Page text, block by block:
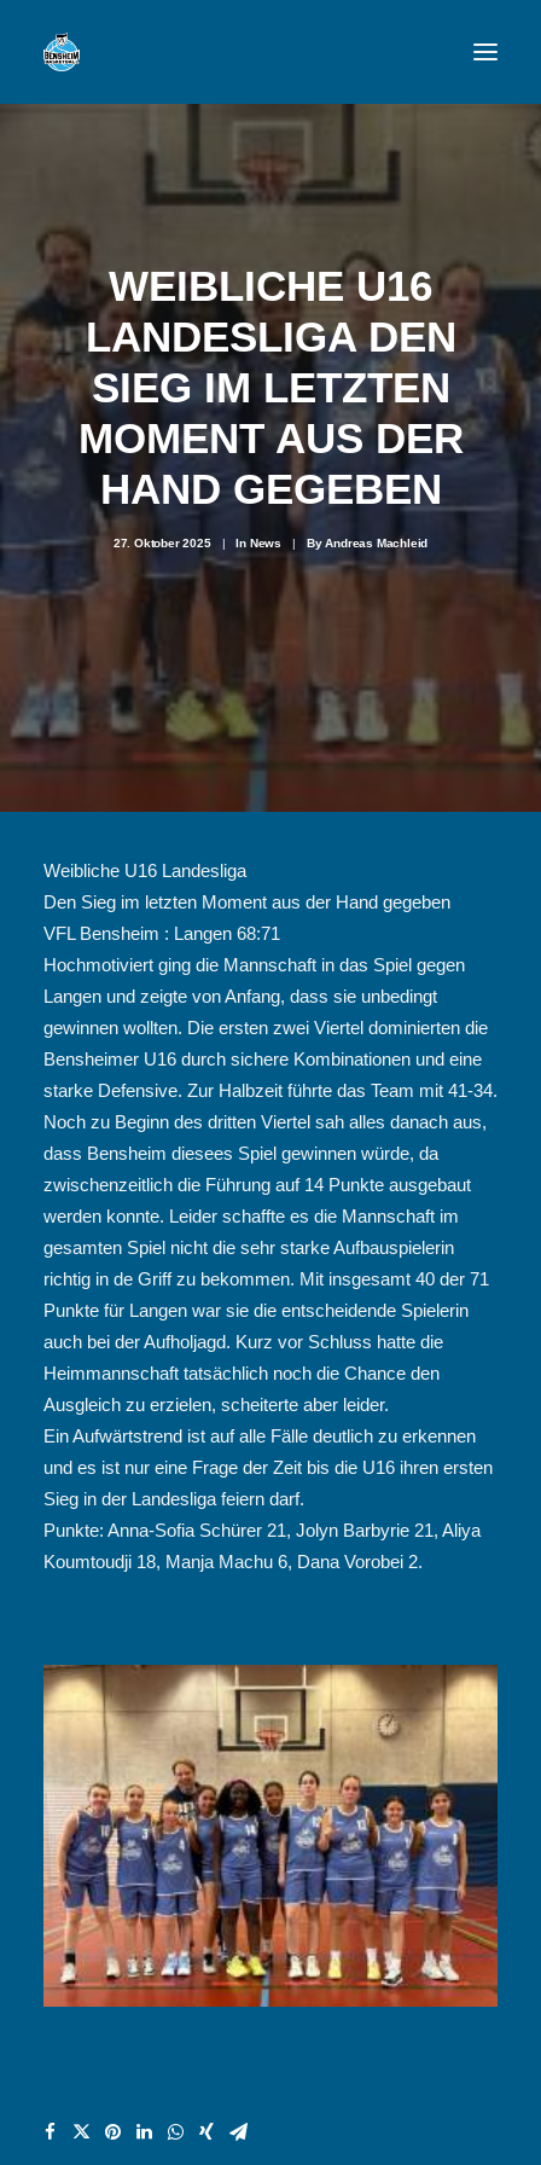
NEWSFEED
FAN-SHOP
VFL BENSHEIM
WEIBLICHE U16
LANDESLIGA DEN
SIEG IM LETZTEN
MOMENT AUS DER
HAND GEGEBEN
27. Oktober 2025 | In News | ByAndreas Machleid
Weibliche U16 Landesliga
Den Sieg im letzten Moment aus der Hand gegeben
VFL Bensheim : Langen 68:71
Hochmotiviert ging die Mannschaft in das Spiel gegen
Langen und zeigte von Anfang, dass sie unbedingt
gewinnen wollten. Die ersten zwei Viertel dominierten die
Bensheimer U16 durch sichere Kombinationen und eine
starke Defensive. Zur Halbzeit führte das Team mit 41-34.
Noch zu Beginn des dritten Viertel sah alles danach aus,
dass Bensheim diesees Spiel gewinnen würde, da
zwischenzeitlich die Führung auf 14 Punkte ausgebaut
werden konnte. Leider schaffte es die Mannschaft im
gesamten Spiel nicht die sehr starke Aufbauspielerin
richtig in de Griff zu bekommen. Mit insgesamt 40 der 71
Punkte für Langen war sie die entscheidende Spielerin
auch bei der Aufholjagd. Kurz vor Schluss hatte die
Heimmannschaft tatsächlich noch die Chance den
Ausgleich zu erzielen, scheiterte aber leider.
Ein Aufwärtstrend ist auf alle Fälle deutlich zu erkennen
und es ist nur eine Frage der Zeit bis die U16 ihren ersten
Sieg in der Landesliga feiern darf.
Punkte: Anna-Sofia Schürer 21, Jolyn Barbyrie 21, Aliya
Koumtoudji 18, Manja Machu 6, Dana Vorobei 2.